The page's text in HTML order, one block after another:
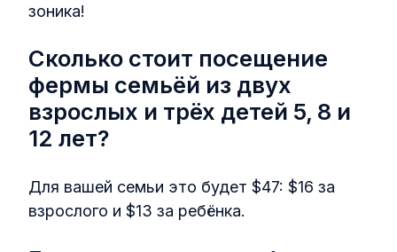
зоника!
Сколько стоит посещение
фермы семьёй из двух
взрослых и трёх детей 5, 8 и
12 лет?
Для вашей семьи это будет $47: $16 за
взрослого и $13 за ребёнка.